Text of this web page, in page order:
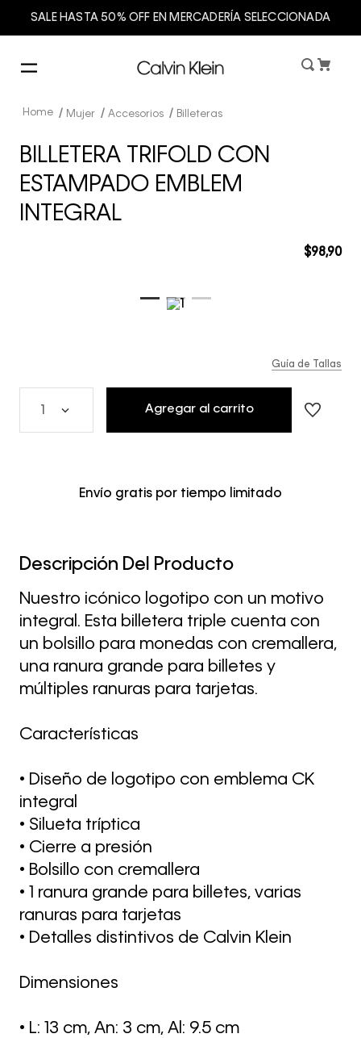
SALE HASTA 50% OFF EN MERCADERÍA SELECCIONADA
Mujer Accesorios Billeteras
BILLETERA TRIFOLD CON
ESTAMPADO EMBLEM
INTEGRAL
$98,90
Guía de Tallas
Agregar al carrito
Envío gratis por tiempo limitado
Descripción Del Producto
Nuestro icónico logotipo con un motivo
integral. Esta billetera triple cuenta con
un bolsillo para monedas con cremallera,
una ranura grande para billetes y
múltiples ranuras para tarjetas.
Características
• Diseño de logotipo con emblema CK
integral
• Silueta tríptica
• Cierre a presión
• Bolsillo con cremallera
• 1 ranura grande para billetes, varias
ranuras para tarjetas
• Detalles distintivos de Calvin Klein
Dimensiones
• L: 13 cm, An: 3 cm, Al: 9.5 cm